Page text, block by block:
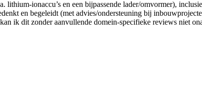
ionaccu’s en een bijpassende lader/omvormer),
en begeleidt (met advies/ondersteuning bij
ik dit zonder aanvullende domein-specifieke reviews niet